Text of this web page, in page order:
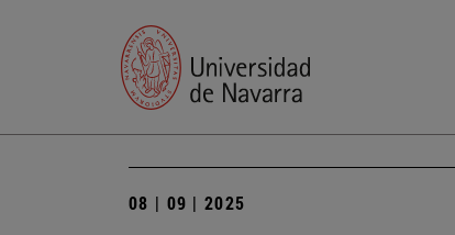
08 | 09 | 2025